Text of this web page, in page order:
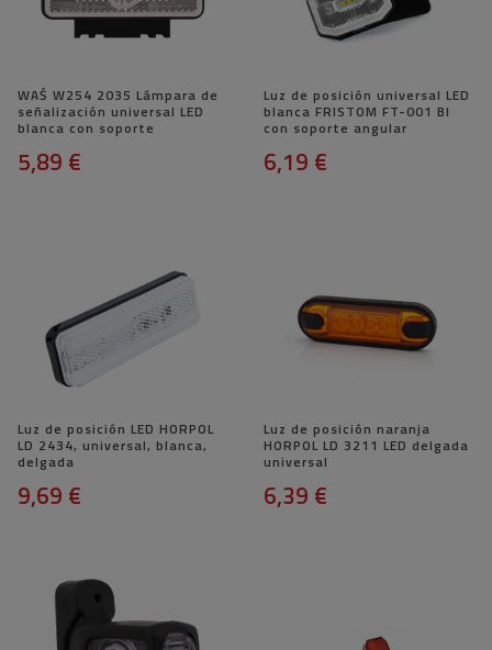
WAŚ W254 2035 Lámpara de
señalización universal LED
blanca con soporte
5,89 €
Luz de posición universal LED
blanca FRISTOM FT-001 BI
con soporte angular
6,19 €
Luz de posición LED HORPOL
LD 2434, universal, blanca,
delgada
9,69 €
Luz de posición naranja
HORPOL LD 3211 LED delgada
universal
6,39 €